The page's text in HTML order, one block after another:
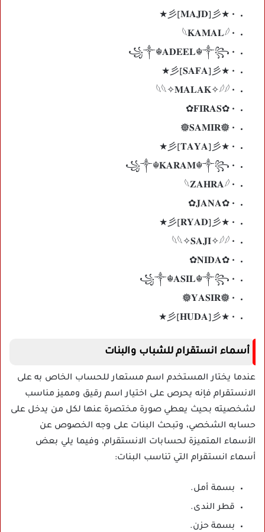
• ★彡[𝐌𝐀𝐉𝐃]彡★
• 𓆩𝐊𝐀𝐌𝐀𝐋𓆪
• ꧁༒☬𝐀𝐃𝐄𝐄𝐋☬༒꧂
• ★彡[𝐒𝐀𝐅𝐀]彡★
• 𓆩𓆩✧𝐌𝐀𝐋𝐀𝐊✧𓆪𓆪
• ✿𝐅𝐈𝐑𝐀𝐒✿
• 𖣔𝐒𝐀𝐌𝐈𝐑𖣔
• ★彡[𝐓𝐀𝐘𝐀]彡★
• ꧁༒☬𝐊𝐀𝐑𝐀𝐌☬༒꧂
• 𓆩𝐙𝐀𝐇𝐑𝐀𓆪
• ✿𝐉𝐀𝐍𝐀✿
• ★彡[𝐑𝐘𝐀𝐃]彡★
• 𓆩𓆩✧𝐒𝐀𝐉𝐈✧𓆪𓆪
• ✿𝐍𝐈𝐃𝐀✿
• ꧁༒☬𝐀𝐒𝐈𝐋☬༒꧂
• 𖣔𝐘𝐀𝐒𝐈𝐑𖣔
• ★彡[𝐇𝐔𝐃𝐀]彡★
أسماء انستقرام للشباب والبنات
عندما يختار المستخدم اسم مستعار للحساب الخاص به على
الانستقرام فإنه يحرص على اختيار اسم رقيق ومميز مناسب
لشخصيته بحيث يعطي صورة مختصرة عنها لكل من يدخل على
حسابه الشخصي، وتبحث البنات على وجه الخصوص عن
الأسماء المتميزة لحسابات الانستقرام، وفيما يلي بعض
أسماء انستقرام التي تناسب البنات:
بسمة أمل.
قطر الندى.
بسمة حزن.